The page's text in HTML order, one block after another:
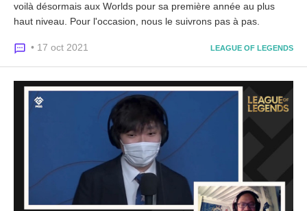
voilà désormais aux Worlds pour sa première année au plus
haut niveau. Pour l'occasion, nous le suivrons pas à pas.
• 17 oct 2021 LEAGUE OF LEGENDS